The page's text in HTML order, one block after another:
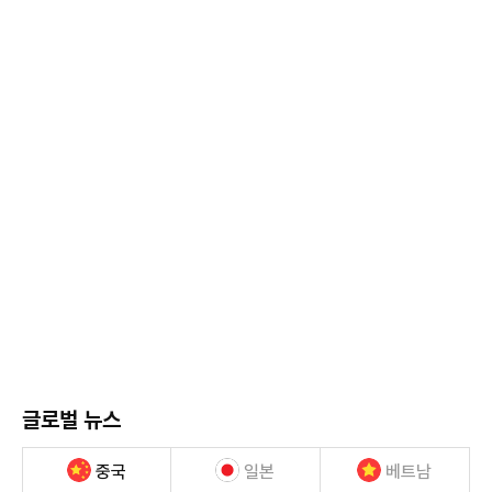
글로벌 뉴스
중국 일본 베트남